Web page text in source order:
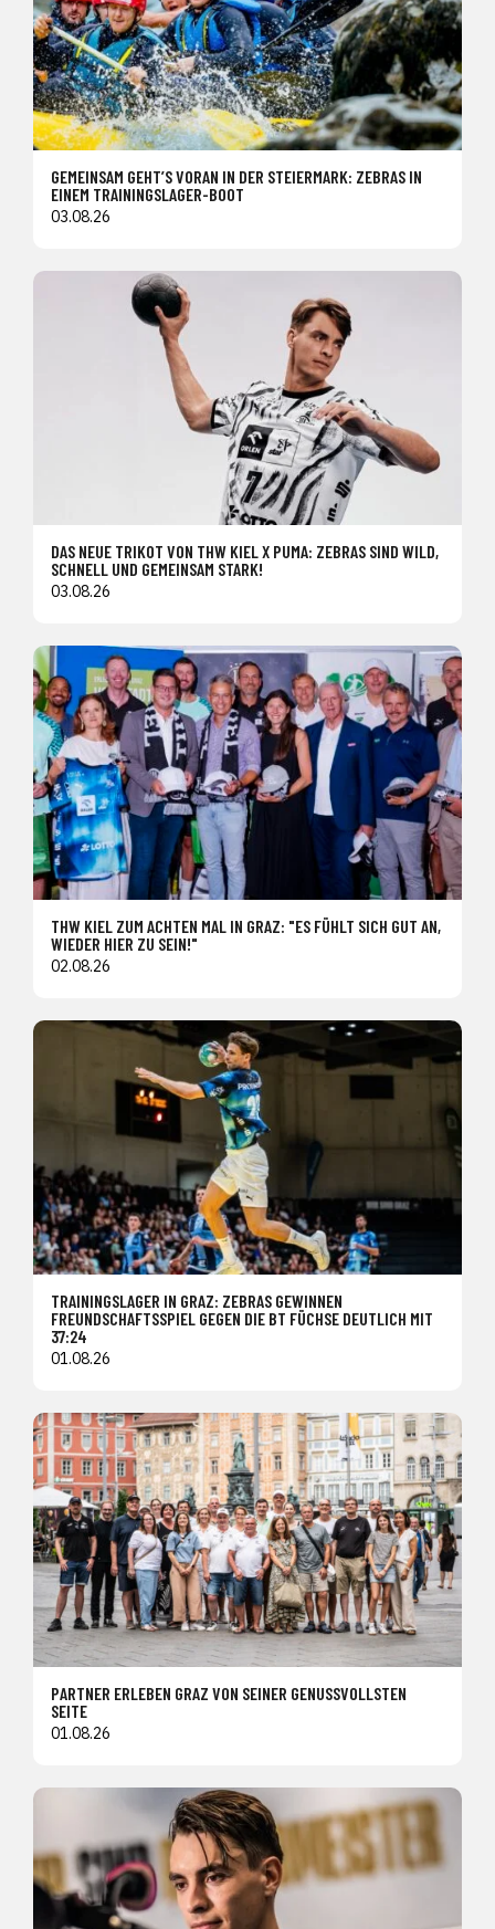
GEMEINSAM GEHT’S VORAN IN DER STEIERMARK: ZEBRAS IN
EINEM TRAININGSLAGER-BOOT
03.08.26
DAS NEUE TRIKOT VON THW KIEL X PUMA: ZEBRAS SIND WILD,
SCHNELL UND GEMEINSAM STARK!
03.08.26
THW KIEL ZUM ACHTEN MAL IN GRAZ: "ES FÜHLT SICH GUT AN,
WIEDER HIER ZU SEIN!"
02.08.26
TRAININGSLAGER IN GRAZ: ZEBRAS GEWINNEN
FREUNDSCHAFTSSPIEL GEGEN DIE BT FÜCHSE DEUTLICH MIT
37:24
01.08.26
PARTNER ERLEBEN GRAZ VON SEINER GENUSSVOLLSTEN
SEITE
01.08.26